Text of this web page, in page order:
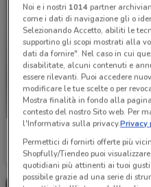
Scade il 27/09 10.1 km
Noi e i nostri 1014partner
come i dati di navigazione gli o
Selezionando Accetto, abiliti le
supportino gli scopi mostrati alla
dati da fornire". Nel caso in cui
disabilitate, alcuni contenuti e
essere rilevanti. Puoi accedere
modificare le tue scelte o per
Mostra finalità in fondo alla
contesto del nostro Sito web. Per
l'Informativa sulla privacy.Privacy
Permettici di fornirti offerte più
Shopfully/Tiendeo puoi
quotidiani più attinenti ai tuoi
possibile grazie ad una serie di